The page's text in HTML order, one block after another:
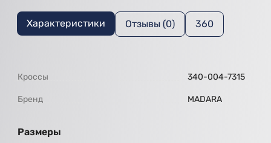
Характеристики Отзывы (0) 360
Кроссы 340-004-7315
Бренд МАDARA
Размеры